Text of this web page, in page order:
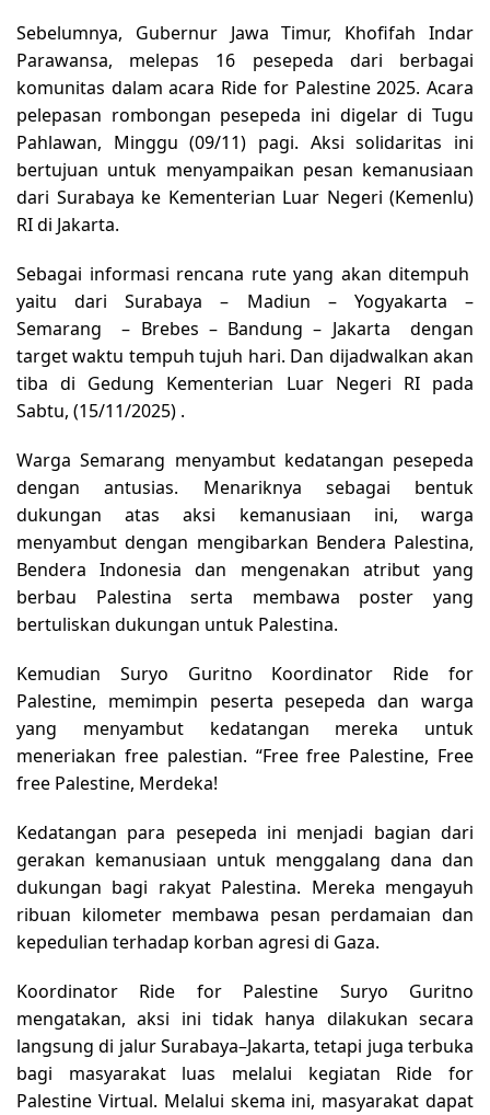
Sebelumnya, Gubernur Jawa Timur, Khofifah Indar
Parawansa, melepas 16 pesepeda dari berbagai
komunitas dalam acara Ride for Palestine 2025. Acara
pelepasan rombongan pesepeda ini digelar di Tugu
Pahlawan, Minggu (09/11) pagi. Aksi solidaritas ini
bertujuan untuk menyampaikan pesan kemanusiaan
dari Surabaya ke Kementerian Luar Negeri (Kemenlu)
RI di Jakarta.
Sebagai informasi rencana rute yang akan ditempuh
yaitu dari Surabaya – Madiun – Yogyakarta –
Semarang – Brebes – Bandung – Jakarta dengan
target waktu tempuh tujuh hari. Dan dijadwalkan akan
tiba di Gedung Kementerian Luar Negeri RI pada
Sabtu, (15/11/2025) .
Warga Semarang menyambut kedatangan pesepeda
dengan antusias. Menariknya sebagai bentuk
dukungan atas aksi kemanusiaan ini, warga
menyambut dengan mengibarkan Bendera Palestina,
Bendera Indonesia dan mengenakan atribut yang
berbau Palestina serta membawa poster yang
bertuliskan dukungan untuk Palestina.
Kemudian Suryo Guritno Koordinator Ride for
Palestine, memimpin peserta pesepeda dan warga
yang menyambut kedatangan mereka untuk
meneriakan free palestian. “Free free Palestine, Free
free Palestine, Merdeka!
Kedatangan para pesepeda ini menjadi bagian dari
gerakan kemanusiaan untuk menggalang dana dan
dukungan bagi rakyat Palestina. Mereka mengayuh
ribuan kilometer membawa pesan perdamaian dan
kepedulian terhadap korban agresi di Gaza.
Koordinator Ride for Palestine Suryo Guritno
mengatakan, aksi ini tidak hanya dilakukan secara
langsung di jalur Surabaya–Jakarta, tetapi juga terbuka
bagi masyarakat luas melalui kegiatan Ride for
Palestine Virtual. Melalui skema ini, masyarakat dapat